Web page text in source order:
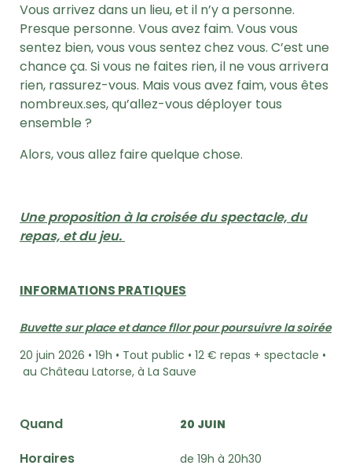
Vous arrivez dans un lieu, et il n’y a personne.
Presque personne. Vous avez faim. Vous vous
sentez bien, vous vous sentez chez vous. C’est une
chance ça. Si vous ne faites rien, il ne vous arrivera
rien, rassurez-vous. Mais vous avez faim, vous êtes
nombreux.ses, qu’allez-vous déployer tous
ensemble ?
Alors, vous allez faire quelque chose.
Une proposition à la croisée du spectacle, du
repas, et du jeu.
INFORMATIONS PRATIQUES
Buvette sur place et dance fllor pour poursuivre la soirée
20 juin 2026 • 19h • Tout public • 12 € repas + spectacle •
au Château Latorse, à La Sauve
Quand 20 JUIN
Horaires de 19h à 20h30